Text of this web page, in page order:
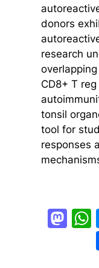
donors
research
CD8+ T
tonsil
tool for
responses
Share